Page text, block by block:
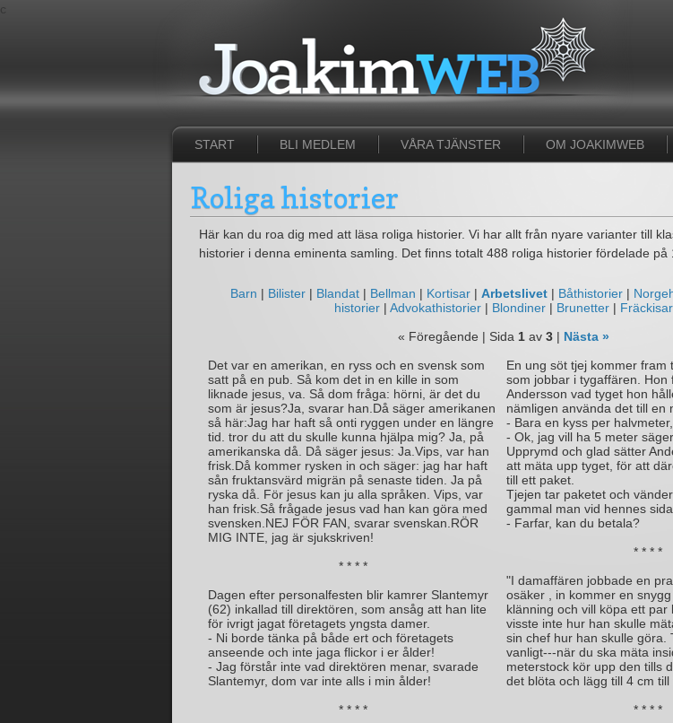
c
START BLI MEDLEM VÅRA TJÄNSTER OM JOAKIMWEB
Roliga historier
Här kan du roa dig med att läsa roliga historier. Vi har allt från nyare varianter till
historier i denna eminenta samling. Det finns totalt 488 roliga historier fördelade på
Barn | Bilister | Blandat | Bellman | Kortisar | Arbetslivet | Båthistorier |
historier | Advokathistorier | Blondiner | Brunetter | Fräckisar
« Föregående | Sida 1 av 3 | Nästa »
Det var en amerikan, en ryss och en svensk som
satt på en pub. Så kom det in en kille in som
liknade jesus, va. Så dom fråga: hörni, är det du
som är jesus?Ja, svarar han.Då säger amerikanen
så här:Jag har haft så onti ryggen under en längre
tid. tror du att du skulle kunna hjälpa mig? Ja, på
amerikanska då. Då säger jesus: Ja.Vips, var han
frisk.Då kommer rysken in och säger: jag har haft
sån fruktansvärd migrän på senaste tiden. Ja på
ryska då. För jesus kan ju alla språken. Vips, var
han frisk.Så frågade jesus vad han kan göra med
svensken.NEJ FÖR FAN, svarar svenskan.RÖR
MIG INTE, jag är sjukskriven!
* * * *
Dagen efter personalfesten blir kamrer Slantemyr
(62) inkallad till direktören, som ansåg att han lite
för ivrigt jagat företagets yngsta damer.
- Ni borde tänka på både ert och företagets
anseende och inte jaga flickor i er ålder!
- Jag förstår inte vad direktören menar, svarade
Slantemyr, dom var inte alls i min ålder!
* * * *
En ung söt tjej kommer fram
som jobbar i tygaffären. Hon
Andersson vad tyget hon
nämligen använda det till en
- Bara en kyss per
- Ok, jag vill ha 5 meter
Upprymd och glad sätter
att mäta upp tyget, för att
till ett paket.
Tjejen tar paketet och
gammal man vid hennes
- Farfar, kan du betala?
* * * *
"I damaffären jobbade en
osäker , in kommer en
klänning och vill köpa ett par
visste inte hur han skulle
sin chef hur han skulle göra.
vanligt---när du ska mäta
meterstock kör upp den tills
det blöta och lägg till 4 cm till
* * * *